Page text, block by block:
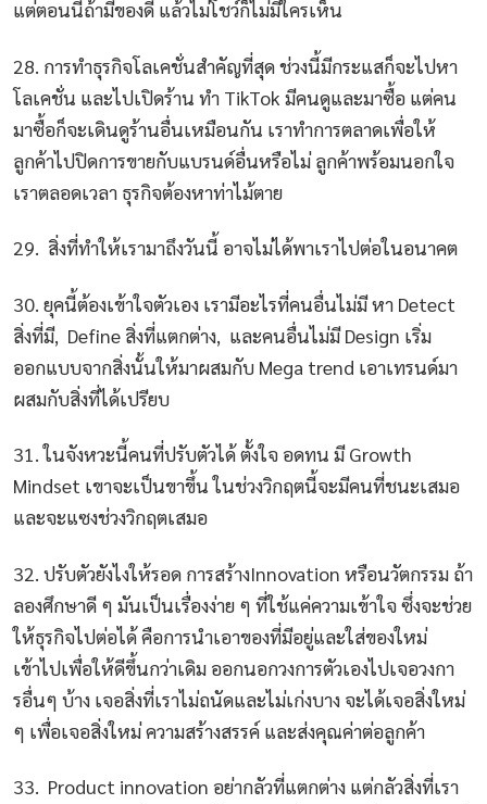
แต่ตอนนี้ถ้ามีของดี แล้วไม่โชว์ก็ไม่มีใครเห็น
28. การทำธุรกิจโลเคชั่นสำคัญที่สุด ช่วงนี้มีกระแสก็จะไปหา
โลเคชั่น และไปเปิดร้าน ทำ TikTok มีคนดูและมาซื้อ แต่คน
มาซื้อก็จะเดินดูร้านอื่นเหมือนกัน เราทำการตลาดเพื่อให้
ลูกค้าไปปิดการขายกับแบรนด์อื่นหรือไม่ ลูกค้าพร้อมนอกใจ
เราตลอดเวลา ธุรกิจต้องหาท่าไม้ตาย
29. สิ่งที่ทำให้เรามาถึงวันนี้ อาจไม่ได้พาเราไปต่อในอนาคต
30. ยุคนี้ต้องเข้าใจตัวเอง เรามีอะไรที่คนอื่นไม่มี หา Detect
สิ่งที่มี, Define สิ่งที่แตกต่าง, และคนอื่นไม่มี Design เริ่ม
ออกแบบจากสิ่งนั้นให้มาผสมกับ Mega trend เอาเทรนด์มา
ผสมกับสิ่งที่ได้เปรียบ
31. ในจังหวะนี้คนที่ปรับตัวได้ ตั้งใจ อดทน มี Growth
Mindset เขาจะเป็นขาขึ้น ในช่วงวิกฤตนี้จะมีคนที่ชนะเสมอ
และจะแซงช่วงวิกฤตเสมอ
32. ปรับตัวยังไงให้รอด การสร้างInnovation หรือนวัตกรรม ถ้า
ลองศึกษาดี ๆ มันเป็นเรื่องง่าย ๆ ที่ใช้แค่ความเข้าใจ ซึ่งจะช่วย
ให้ธุรกิจไปต่อได้ คือการนำเอาของที่มีอยู่และใส่ของใหม่
เข้าไปเพื่อให้ดีขึ้นกว่าเดิม ออกนอกวงการตัวเองไปเจอวงกา
รอื่นๆ บ้าง เจอสิ่งที่เราไม่ถนัดและไม่เก่งบาง จะได้เจอสิ่งใหม่
ๆ เพื่อเจอสิ่งใหม่ ความสร้างสรรค์ และส่งคุณค่าต่อลูกค้า
33. Product innovation อย่ากลัวที่แตกต่าง แต่กลัวสิ่งที่เรา